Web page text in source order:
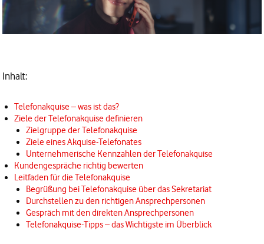
Inhalt:
Telefonakquise – was ist das?
Ziele der Telefonakquise definieren
Zielgruppe der Telefonakquise
Ziele eines Akquise-Telefonates
Unternehmerische Kennzahlen der Telefonakquise
Kundengespräche richtig bewerten
Leitfaden für die Telefonakquise
Begrüßung bei Telefonakquise über das Sekretariat
Durchstellen zu den richtigen Ansprechpersonen
Gespräch mit den direkten Ansprechpersonen
Telefonakquise-Tipps – das Wichtigste im Überblick